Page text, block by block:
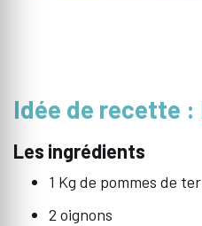
Idée de recette :
Les ingrédients
1 Kg de pommes de
2 oignons